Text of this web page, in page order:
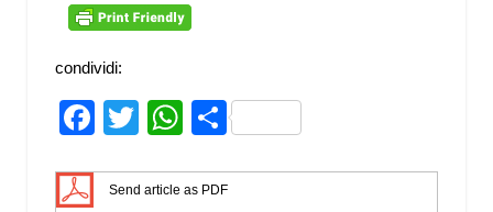
condividi:
Facebook
TwitterWhatsApp
Share
Send article as PDF